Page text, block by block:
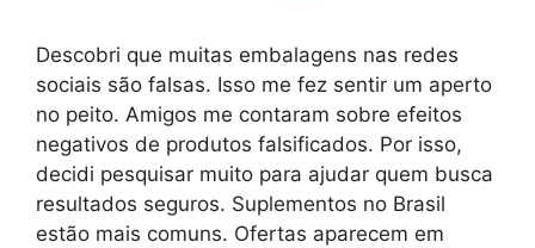
Descobri que muitas embalagens nas redes
sociais são falsas. Isso me fez sentir um aperto
no peito. Amigos me contaram sobre efeitos
negativos de produtos falsificados. Por isso,
decidi pesquisar muito para ajudar quem busca
resultados seguros. Suplementos no Brasil
estão mais comuns. Ofertas aparecem em